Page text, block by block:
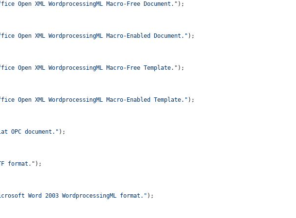
Open XML WordprocessingML Macro-Free Document." );
Open XML WordprocessingML Macro-Enabled Document." );
Open XML WordprocessingML Macro-Free Template." );
Open XML WordprocessingML Macro-Enabled Template." );
OPC document." );
format." );
Word 2003 WordprocessingML format." );